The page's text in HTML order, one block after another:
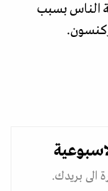
الناس بسبب
الى بريدك.